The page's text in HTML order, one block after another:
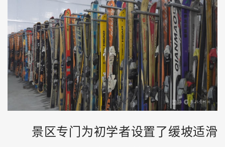
景区专门为初学者设置了缓坡适滑